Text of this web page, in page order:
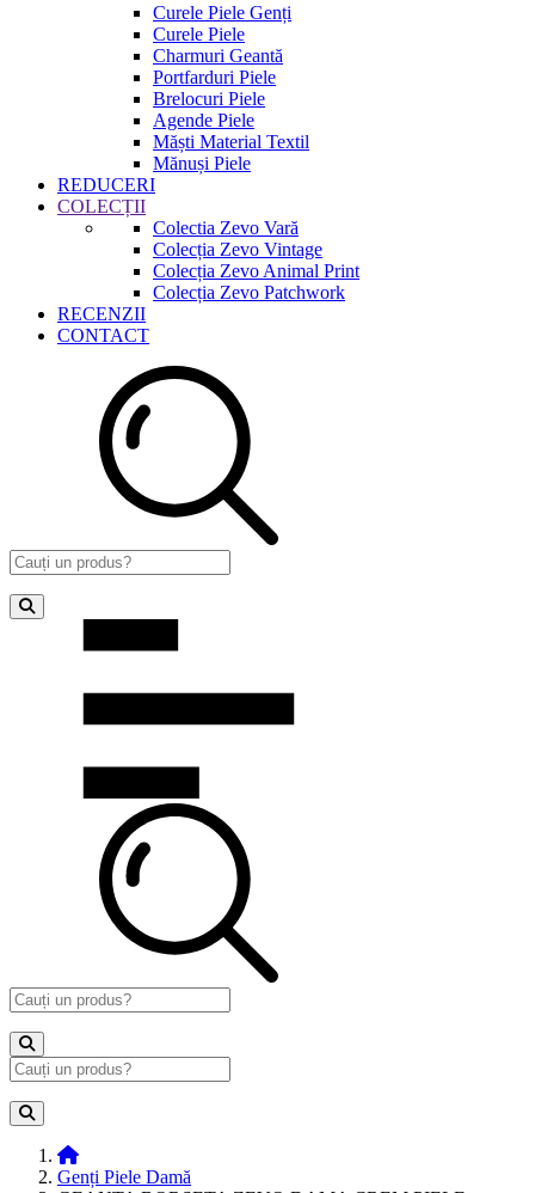
Curele Piele Genți
Curele Piele
Charmuri Geantă
Portfarduri Piele
Brelocuri Piele
Agende Piele
Măști Material Textil
Mănuși Piele
REDUCERI
COLECȚII
Colectia Zevo Vară
Colecția Zevo Vintage
Colecția Zevo Animal Print
Colecția Zevo Patchwork
RECENZII
CONTACT
Genți Piele Damă